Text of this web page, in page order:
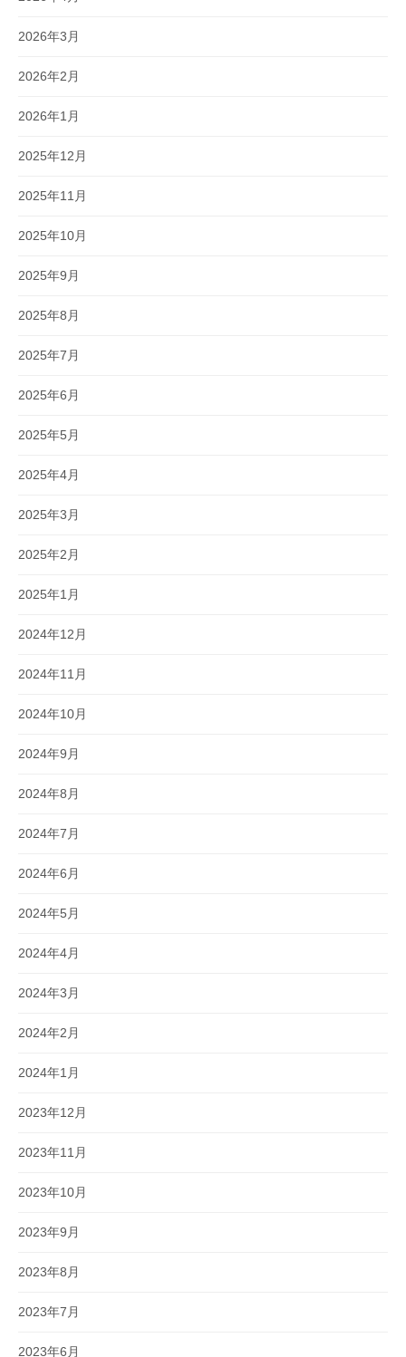
2026年3月
2026年2月
2026年1月
2025年12月
2025年11月
2025年10月
2025年9月
2025年8月
2025年7月
2025年6月
2025年5月
2025年4月
2025年3月
2025年2月
2025年1月
2024年12月
2024年11月
2024年10月
2024年9月
2024年8月
2024年7月
2024年6月
2024年5月
2024年4月
2024年3月
2024年2月
2024年1月
2023年12月
2023年11月
2023年10月
2023年9月
2023年8月
2023年7月
2023年6月